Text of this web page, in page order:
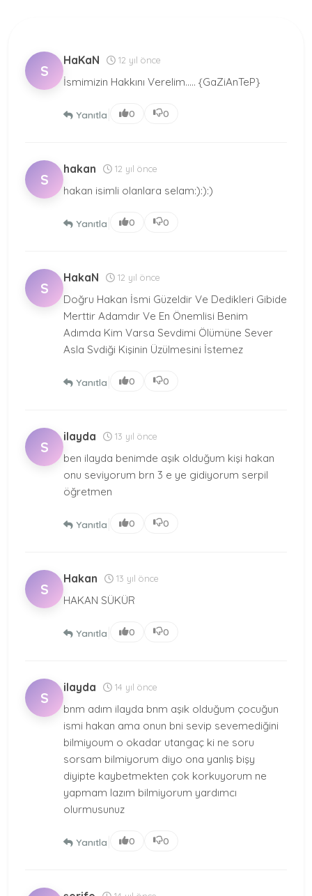
S
HaKaN 12 yıl önce
İsmimizin Hakkını Verelim..... {GaZiAnTeP}
Yanıtla 0 0
S
hakan 12 yıl önce
hakan isimli olanlara selam:):):)
Yanıtla 0 0
S
HakaN 12 yıl önce
Doğru Hakan İsmi Güzeldir Ve Dedikleri Gibide
Merttir Adamdır Ve En Önemlisi Benim
Adımda Kim Varsa Sevdimi Ölümüne Sever
Asla Svdiği Kişinin Üzülmesini İstemez
Yanıtla 0 0
S
ilayda 13 yıl önce
ben ilayda benimde aşık olduğum kişi hakan
onu seviyorum brn 3 e ye gidiyorum serpil
öğretmen
Yanıtla 0 0
S
Hakan 13 yıl önce
HAKAN SÜKÜR
Yanıtla 0 0
S
ilayda 14 yıl önce
bnm adım ilayda bnm aşık olduğum çocuğun
ismi hakan ama onun bni sevip sevemediğini
bilmiyoum o okadar utangaç ki ne soru
sorsam bilmiyorum diyo ona yanlış bişy
diyipte kaybetmekten çok korkuyorum ne
yapmam lazım bilmiyorum yardımcı
olurmusunuz
Yanıtla 0 0